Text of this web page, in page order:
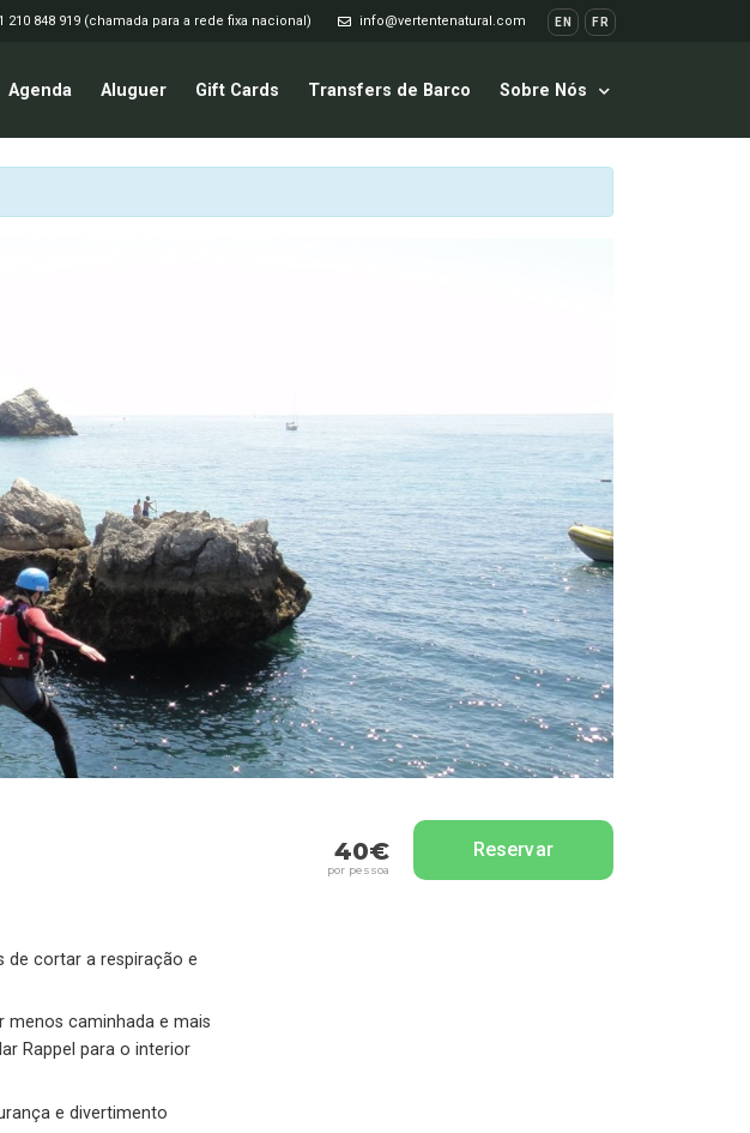
210 848 919 (chamada para a rede fixa nacional) info@vertentenatural.com EN FR
Agenda Aluguer Gift Cards Transfers de Barco Sobre Nós
40€
por pessoa
Reservar
de cortar a respiração e
menos caminhada e mais
Rappel para o interior
e divertimento